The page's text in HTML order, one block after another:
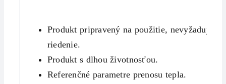
Produkt pripravený na použitie, nevyžaduje
riedenie.
Produkt s dlhou životnosťou.
Referenčné parametre prenosu tepla.